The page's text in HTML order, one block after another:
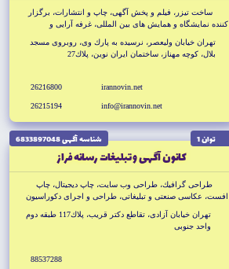
ساخت تيزر، فيلم و پخش آگهى، چاپ و انتشارات، برگزار
كننده نمايشگاه و همايش هاى بين المللى، غرفه آرايى و
محيطى، طراحى وب، نمايندگي روزنامه هاى كثيرالانتشار
تهران خيابان وليعصر، نرسيده به پارك وى، روبروى مسجد
بلال، كوچه مهناز، ساختمان ايران نوين، پلاك27
irannovin.net
info@irannovin.net
26216800
26215194
توان 1 شناسه آگهى 6833897048
كانون آگهى و تبليغات رسانه فراز
طراحى گرافيك، طراحى وب سايت، چاپ ديجيتال، چاپ
افست، عكاسى صنعتى و تبليغاتى، طراحى و اجراى دكوراسيون
تهران خيابان آزادى، تقاطع دكتر قريب، پلاك117 طبقه دوم
واحد جنوبى
88537288